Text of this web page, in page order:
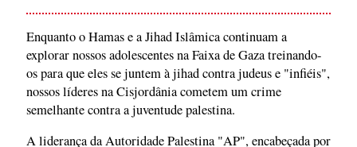
Enquanto o Hamas e a Jihad Islâmica continuam a
explorar nossos adolescentes na Faixa de Gaza treinando-
os para que eles se juntem à jihad contra judeus e "infiéis",
nossos líderes na Cisjordânia cometem um crime
semelhante contra a juventude palestina.
A liderança da Autoridade Palestina "AP", encabeçada por